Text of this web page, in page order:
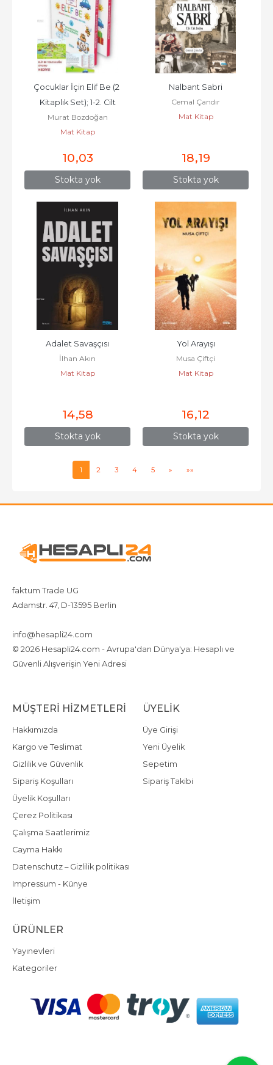
Stokta yok
Çocuklar İçin Elif Be (2
Kitaplık Set); 1-2. Cilt
Murat Bozdoğan
Mat Kitap
10,03
Stokta yok
Nalbant Sabri
Cemal Çandır
Mat Kitap
18,19
Stokta yok
Adalet Savaşçısı
İlhan Akın
Mat Kitap
14,58
Stokta yok
Yol Arayışı
Musa Çiftçi
Mat Kitap
16,12
1 2 3 4 5 » »»
faktum Trade UG
Adamstr. 47, D-13595 Berlin
info@hesapli24.com
© 2026 Hesapli24.com - Avrupa'dan Dünya'ya: Hesaplı ve
Güvenli Alışverişin Yeni Adresi
MÜŞTERI HIZMETLERI
Hakkımızda
Kargo ve Teslimat
Gizlilik ve Güvenlik
Sipariş Koşulları
Üyelik Koşulları
Çerez Politikası
Çalışma Saatlerimiz
Cayma Hakkı
Datenschutz – Gizlilik politikası
Impressum - Künye
İletişim
ÜYELIK
Üye Girişi
Yeni Üyelik
Sepetim
Sipariş Takibi
ÜRÜNLER
Yayınevleri
Kategoriler